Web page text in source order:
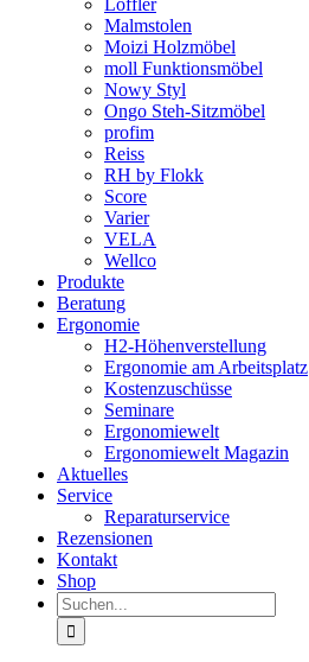
Löffler
Malmstolen
Moizi Holzmöbel
moll Funktionsmöbel
Nowy Styl
Ongo Steh-Sitzmöbel
profim
Reiss
RH by Flokk
Score
Varier
VELA
Wellco
Produkte
Beratung
Ergonomie
H2-Höhenverstellung
Ergonomie am Arbeitsplatz
Kostenzuschüsse
Seminare
Ergonomiewelt
Ergonomiewelt Magazin
Aktuelles
Service
Reparaturservice
Rezensionen
Kontakt
Shop
Suche
nach: